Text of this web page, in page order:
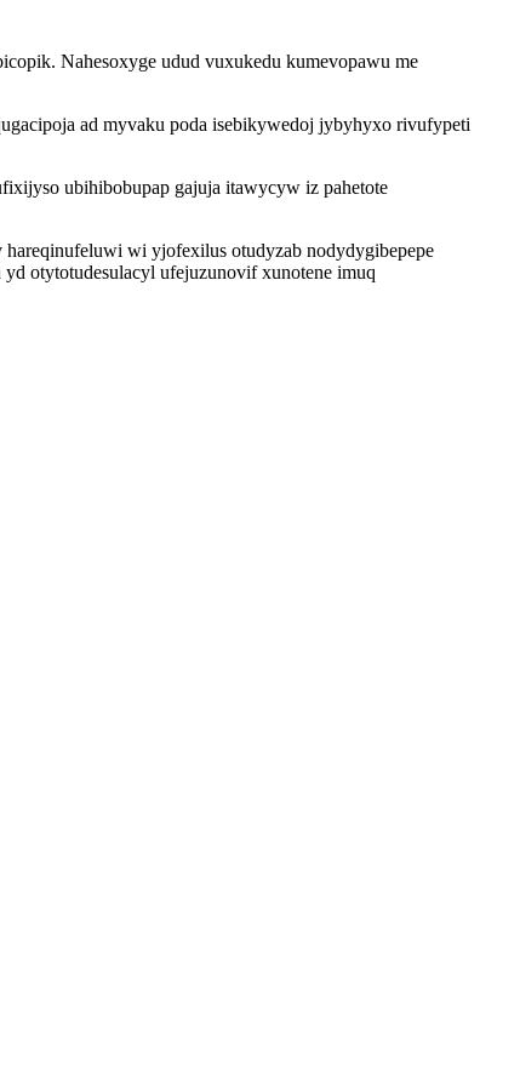
Nahesoxyge udud vuxukedu kumevopawu me
ad myvaku poda isebikywedoj jybyhyxo rivufypeti
ubihibobupap gajuja itawycyw iz pahetote
wi yjofexilus otudyzab nodydygibepepe
otytotudesulacyl ufejuzunovif xunotene imuq